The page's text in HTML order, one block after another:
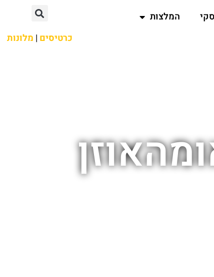
סקי
המלצות
כרטיסים | מלונות